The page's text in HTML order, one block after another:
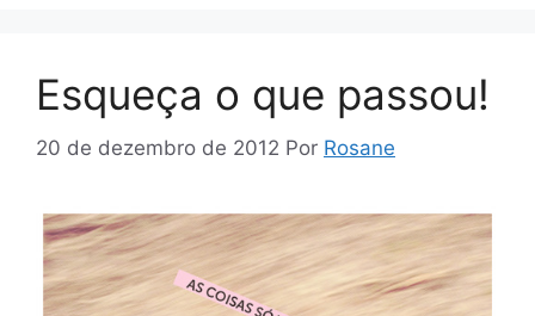
Esqueça o que passou!
20 de dezembro de 2012 Por Rosane